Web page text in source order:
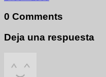
0 Comments
Deja una respuesta